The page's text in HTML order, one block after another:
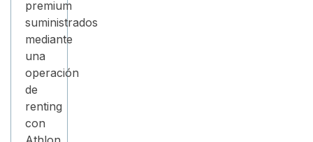
premium
suministrados
mediante
una
operación
de
renting
con